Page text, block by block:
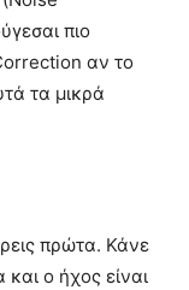
πιο
αν το
τα μικρά
πρώτα. Κάνε
ο ήχος είναι